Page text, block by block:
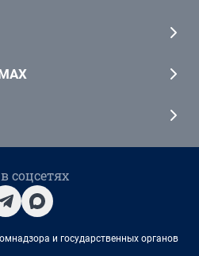
соцсетях
и государственных органов